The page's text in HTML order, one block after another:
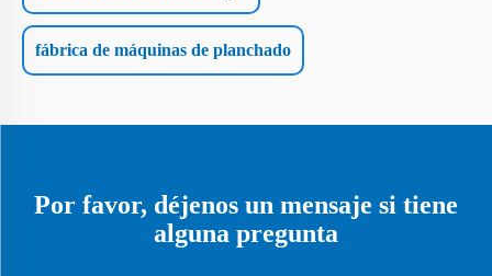
fábrica de máquinas de planchado
Por favor, déjenos un mensaje si tiene
alguna pregunta